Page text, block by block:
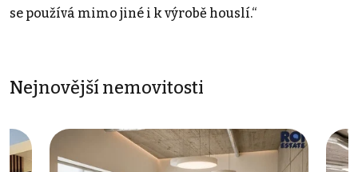
se používá mimo jiné i k výrobě houslí.“
Nejnovější nemovitosti